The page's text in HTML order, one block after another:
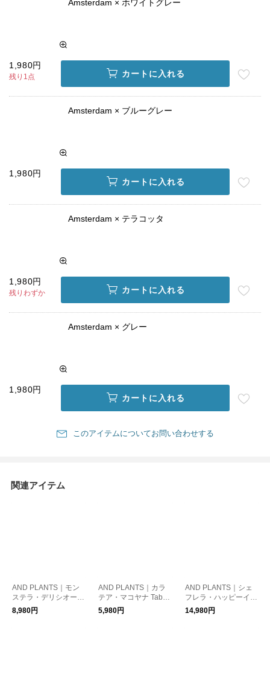
Amsterdam × ホワイトグレー
1,980円
残り1点 カートに入れる
Amsterdam × ブルーグレー
1,980円
カートに入れる
Amsterdam × テラコッタ
1,980円
残りわずか カートに入れる
Amsterdam × グレー
1,980円
カートに入れる
このアイテムについてお問い合わせする
関連アイテム
AND PLANTS｜モン
ステラ・デリシオーサ
S
8,980円
AND PLANTS｜カラ
テア・マコヤナ Table-
L
5,980円
AND PLANTS｜シェ
フレラ・ハッピーイエ
ロー まがりM
14,980円